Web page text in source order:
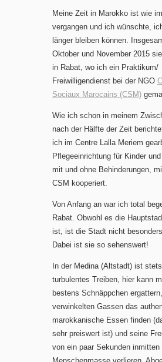
Meine Zeit in Marokko ist wie
vergangen und ich wünschte,
länger bleiben können.
Oktober und November 2015
in Rabat, wo ich ein Praktikum/
Freiwilligendienst bei der NGO
Sociaux Marocains (CSM)
Wie ich schon in meinem
nach der Hälfte der Zeit
ich im Centre Lalla Meriem
Pflegeeinrichtung für Kinder
mit und ohne Behinderungen,
CSM kooperiert.
Von Anfang an war ich total
Rabat. Obwohl es die
ist, ist die Stadt nicht
Dabei ist sie so sehenswert!
In der Medina (Altstadt) ist
turbulentes Treiben, hier kann
bestens Schnäppchen
verwinkelten Gassen das
marokkanische Essen finden
sehr preiswert ist) und seine
von ein paar Sekunden inmitten